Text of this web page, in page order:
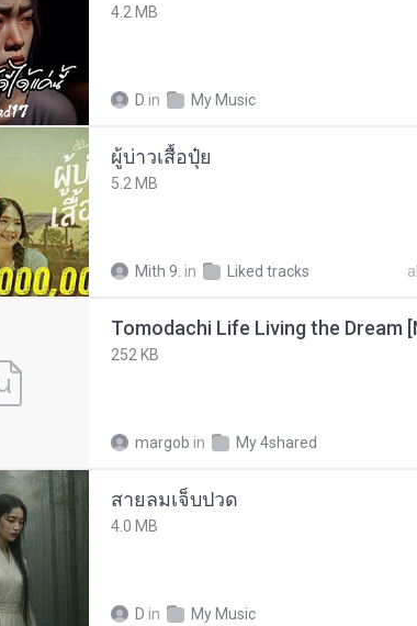
4.2 MB
D in My Music
ผู้บ่าวเสื้อปุ๋ย
5.2 MB
Mith 9. in Liked tracks
252 KB
margob in My 4shared
สายลมเจ็บปวด
4.0 MB
D in My Music